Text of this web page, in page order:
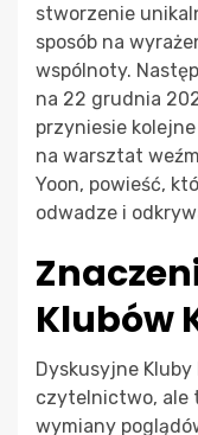
stworzenie
sposób na
wspólnoty.
na 22 grudnia
przyniesie
na warsztat
Yoon, powieść,
odwadze i
Klubów
Dyskusyjne
czytelnictwo, ale
wymiany